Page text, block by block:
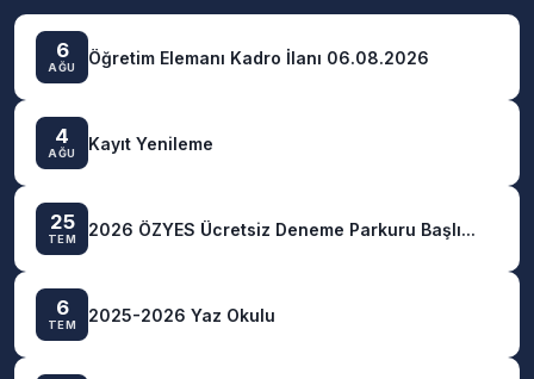
6
AĞU Öğretim Elemanı Kadro İlanı 06.08.2026
4
AĞU Kayıt Yenileme
25
TEM 2026 ÖZYES Ücretsiz Deneme Parkuru Başlı...
6
TEM 2025-2026 Yaz Okulu